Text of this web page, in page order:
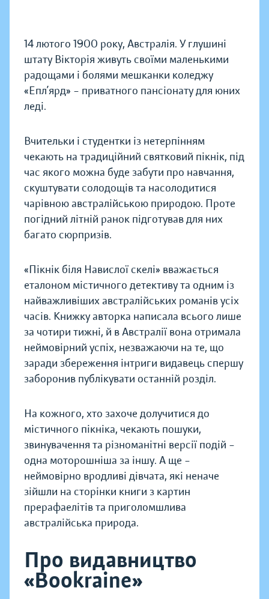
14 лютого 1900 року, Австралія. У глушині
штату Вікторія живуть своїми маленькими
радощами і болями мешканки коледжу
«Епл’ярд» – приватного пансіонату для юних
леді.
Вчительки і студентки із нетерпінням
чекають на традиційний святковий пікнік, під
час якого можна буде забути про навчання,
скуштувати солодощів та насолодитися
чарівною австралійською природою. Проте
погідний літній ранок підготував для них
багато сюрпризів.
«Пікнік біля Навислої скелі» вважається
еталоном містичного детективу та одним із
найважливіших австралійських романів усіх
часів. Книжку авторка написала всього лише
за чотири тижні, й в Австралії вона отримала
неймовірний успіх, незважаючи на те, що
заради збереження інтриги видавець спершу
заборонив публікувати останній розділ.
На кожного, хто захоче долучитися до
містичного пікніка, чекають пошуки,
звинувачення та різноманітні версії подій –
одна моторошніша за іншу. А ще –
неймовірно вродливі дівчата, які неначе
зійшли на сторінки книги з картин
прерафаелітів та приголомшлива
австралійська природа.
Про видавництво
«Bookraine»